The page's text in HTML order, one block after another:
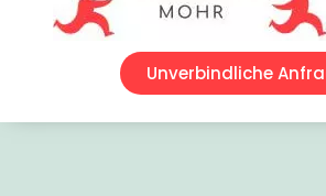
Unverbindliche